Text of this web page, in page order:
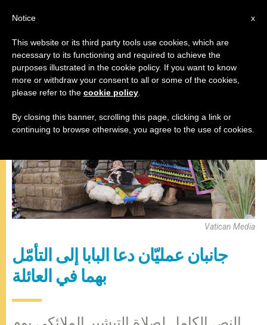
صلاة التبشير الملائكي
Vatican Media
جانبان عمليّان دعا البابا إلى التأمّل
بهما في العائلة
x
Notice
This website or its third party tools use cookies, which are
necessary to its functioning and required to achieve the
purposes illustrated in the cookie policy. If you want to know
more or withdraw your consent to all or some of the cookies,
please refer to the cookie policy
By closing this banner, scrolling this page, clicking a link or
continuing to browse otherwise, you agree to the use of cookies.